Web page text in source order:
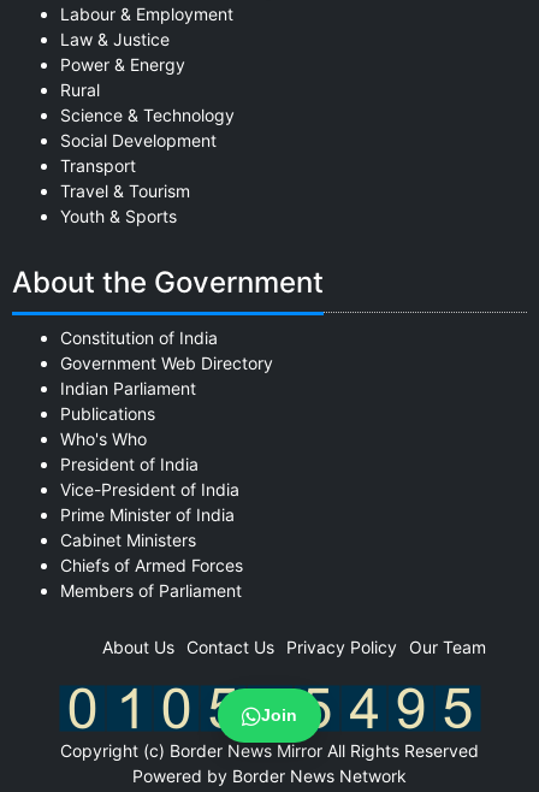
Join
Labour & Employment
Law & Justice
Power & Energy
Rural
Science & Technology
Social Development
Transport
Travel & Tourism
Youth & Sports
About the Government
Constitution of India
Government Web Directory
Indian Parliament
Publications
Who's Who
President of India
Vice-President of India
Prime Minister of India
Cabinet Ministers
Chiefs of Armed Forces
Members of Parliament
About Us Contact Us Privacy Policy Our Team
Copyright (c) Border News Mirror All Rights Reserved
Powered by Border News Network